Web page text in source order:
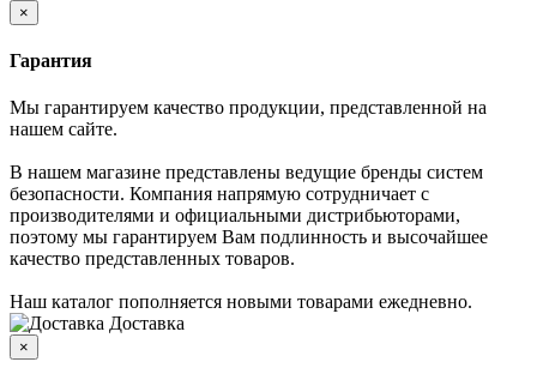
×
Гарантия
Мы гарантируем качество продукции, представленной на
нашем сайте.
В нашем магазине представлены ведущие бренды систем
безопасности. Компания напрямую сотрудничает с
производителями и официальными дистрибьюторами,
поэтому мы гарантируем Вам подлинность и высочайшее
качество представленных товаров.
Наш каталог пополняется новыми товарами ежедневно.
Доставка
×